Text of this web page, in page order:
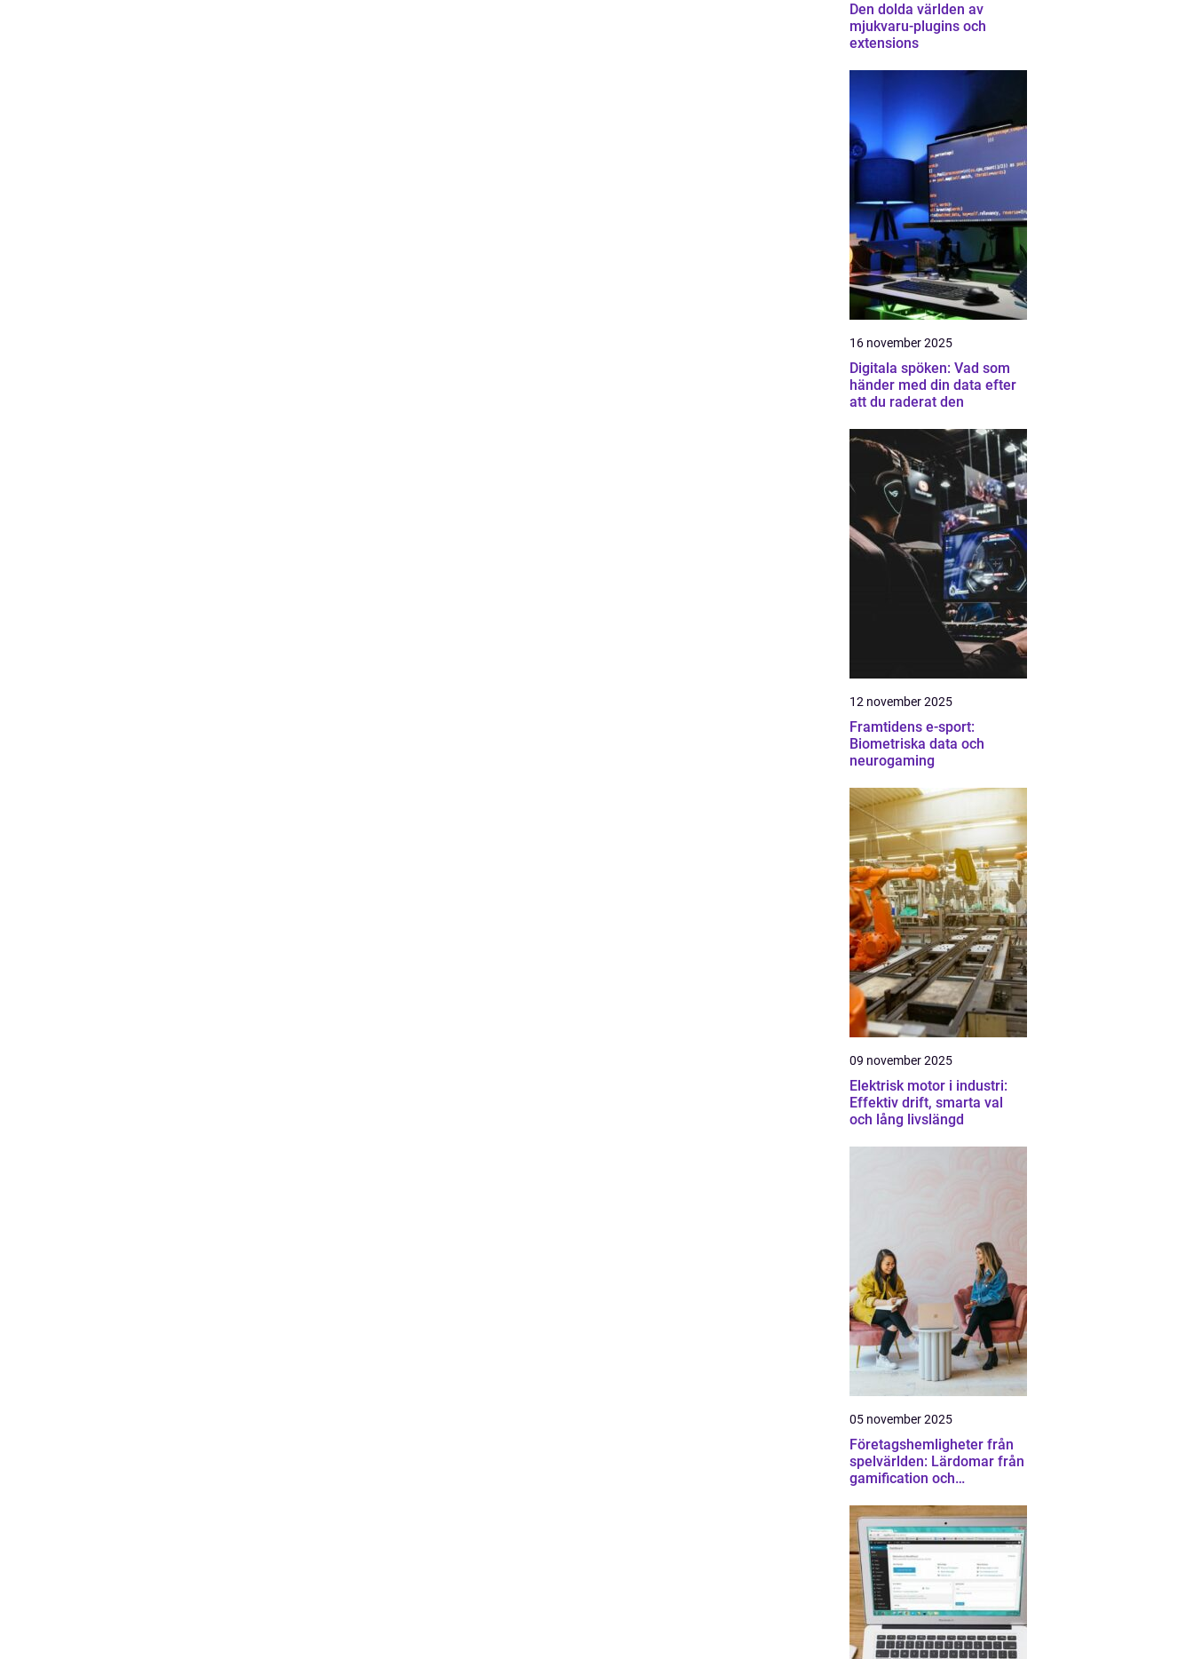
Den dolda världen av
mjukvaru-plugins och
extensions
16 november 2025
Digitala spöken: Vad som
händer med din data efter
att du raderat den
12 november 2025
Framtidens e-sport:
Biometriska data och
neurogaming
09 november 2025
Elektrisk motor i industri:
Effektiv drift, smarta val
och lång livslängd
05 november 2025
Företagshemligheter från
spelvärlden: Lärdomar från
gamification och